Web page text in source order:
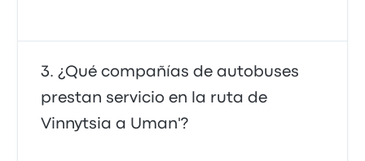
¿Qué compañías de autobuses
prestan servicio en la ruta de
Vinnytsia a Uman'?